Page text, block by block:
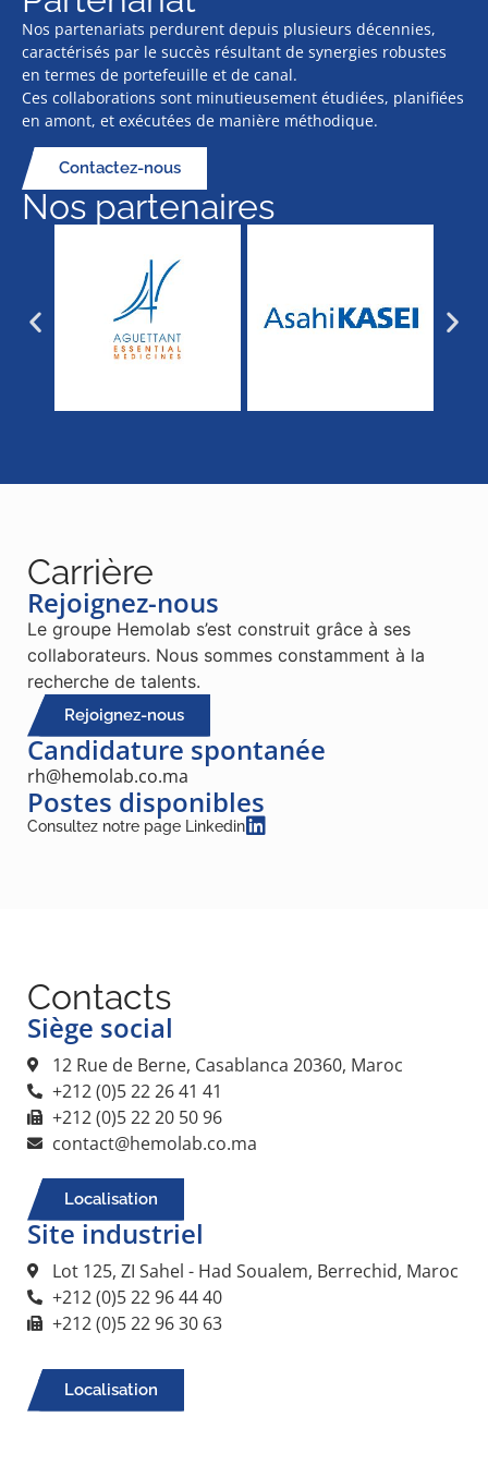
Nos partenariats perdurent depuis plusieurs décennies,
caractérisés par le succès résultant de synergies robustes
en termes de portefeuille et de canal.
Ces collaborations sont minutieusement étudiées, planifiées
en amont, et exécutées de manière méthodique.
Contactez-nous
Nos partenaires
Carrière
Rejoignez-nous
Le groupe Hemolab s’est construit grâce à ses
collaborateurs. Nous sommes constamment à la
recherche de talents.
Rejoignez-nous
Candidature spontanée
rh@hemolab.co.ma
Postes disponibles
Consultez notre page Linkedin
Contacts
Siège social
12 Rue de Berne, Casablanca 20360, Maroc
+212 (0)5 22 26 41 41
+212 (0)5 22 20 50 96
contact@hemolab.co.ma
Localisation
Site industriel
Lot 125, ZI Sahel - Had Soualem, Berrechid, Maroc
+212 (0)5 22 96 44 40
+212 (0)5 22 96 30 63
Localisation